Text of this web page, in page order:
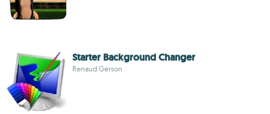
Starter Background Changer
Renaud Gerson